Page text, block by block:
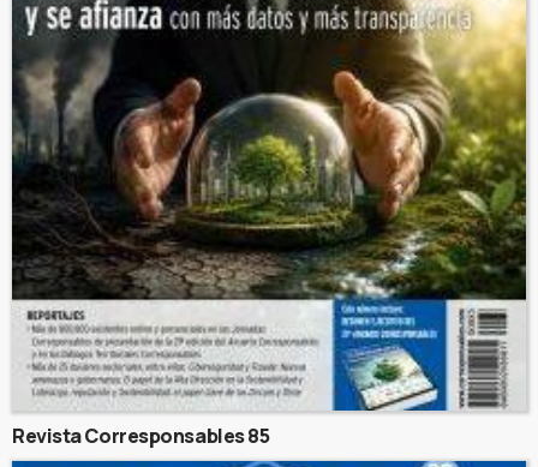
Revista Corresponsables 85